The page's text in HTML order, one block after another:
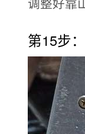
第15步：